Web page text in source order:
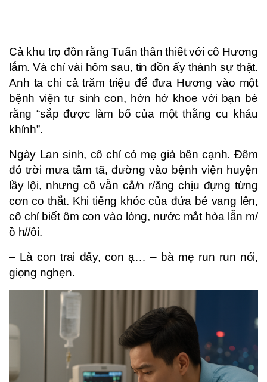
Cả khu trọ đồn rằng Tuấn thân thiết với cô Hương
lắm. Và chỉ vài hôm sau, tin đồn ấy thành sự thật.
Anh ta chi cả trăm triệu để đưa Hương vào một
bệnh viện tư sinh con, hớn hở khoe với bạn bè
rằng “sắp được làm bố của một thằng cu kháu
khỉnh”.
Ngày Lan sinh, cô chỉ có mẹ già bên cạnh. Đêm
đó trời mưa tầm tã, đường vào bệnh viện huyện
lầy lội, nhưng cô vẫn cắ/n r/ăng chịu đựng từng
cơn co thắt. Khi tiếng khóc của đứa bé vang lên,
cô chỉ biết ôm con vào lòng, nước mắt hòa lẫn m/
ồ h//ôi.
– Là con trai đấy, con ạ… – bà mẹ run run nói,
giọng nghẹn.